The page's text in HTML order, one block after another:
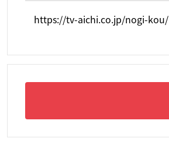
https://tv-aichi.co.jp/nogi-kou/